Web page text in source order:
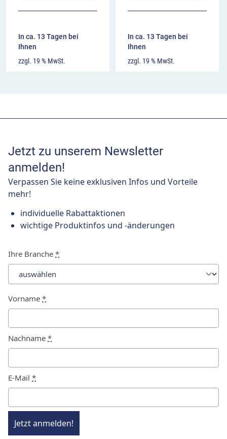
In ca. 13 Tagen bei
Ihnen
zzgl. 19 % MwSt.
In ca. 13 Tagen bei
Ihnen
zzgl. 19 % MwSt.
Jetzt zu unserem Newsletter
anmelden!
Verpassen Sie keine exklusiven Infos und Vorteile
mehr!
individuelle Rabattaktionen
wichtige Produktinfos und -änderungen
Ihre Branche *
Vorname *
Nachname *
E-Mail *
Jetzt anmelden!